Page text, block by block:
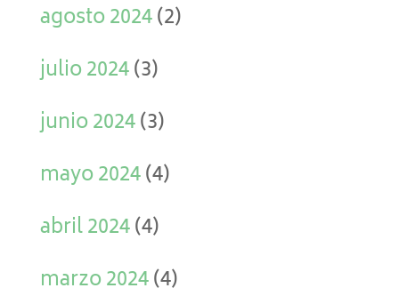
agosto 2024(2)
julio 2024(3)
junio 2024(3)
mayo 2024(4)
abril 2024(4)
marzo 2024(4)